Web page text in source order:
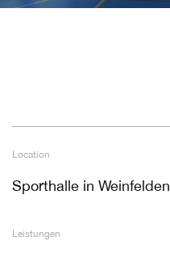
Location
Sporthalle in Weinfelden
Leistungen